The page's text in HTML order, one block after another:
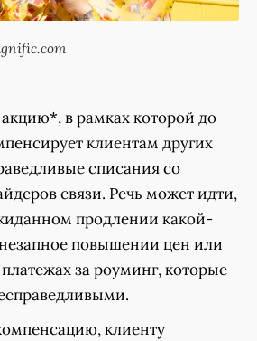
акцию*, в рамках которой до
клиентам других
списания со
связи. Речь может идти,
продлении какой-
повышении цен или
за роуминг, которые
клиенту